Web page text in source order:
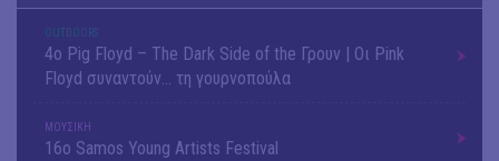
OUTDΟORS
4ο Pig Floyd – The Dark Side of the Γρουν | Οι Pink
Floyd συναντούν… τη γουρνοπούλα
ΜΟΥΣΙΚΗ
16o Samos Young Artists Festival